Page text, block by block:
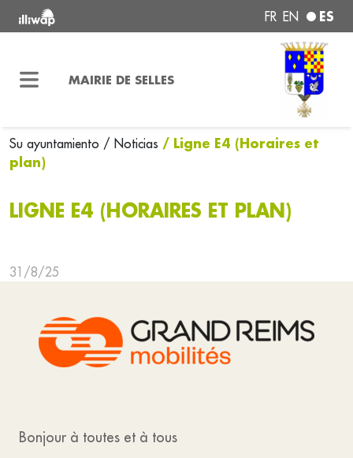
FR EN ES
MAIRIE DE SELLES
Su ayuntamiento / Noticias / Ligne E4 (Horaires et
plan)
LIGNE E4 (HORAIRES ET PLAN)
31/8/25
Bonjour à toutes et à tous